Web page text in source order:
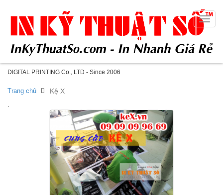
DIGITAL PRINTING Co., LTD - Since 2006
Toggle
Trang chủ Kệ X
.